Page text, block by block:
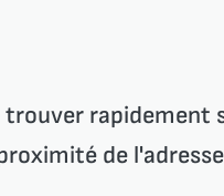
rapidement
de